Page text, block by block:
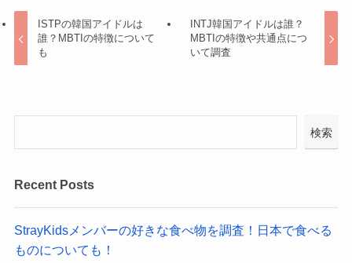
ISTPの韓国アイドルは
誰？MBTIの特徴について
も
INTJ韓国アイドルは誰？
MBTIの特徴や共通点につ
いて調査
検索
Recent Posts
StrayKidsメンバーの好きな食べ物を調査！日本で食べる
ものについても！